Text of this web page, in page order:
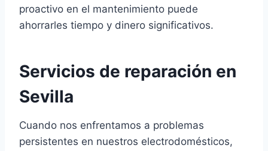
proactivo en el mantenimiento puede
ahorrarles tiempo y dinero significativos.
Servicios de reparación en
Sevilla
Cuando nos enfrentamos a problemas
persistentes en nuestros electrodomésticos,